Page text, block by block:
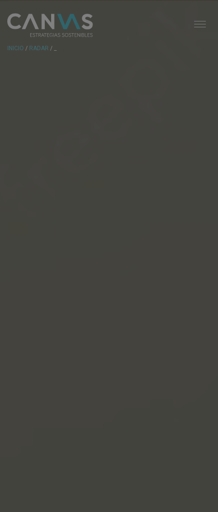
INICIO / RADAR / _